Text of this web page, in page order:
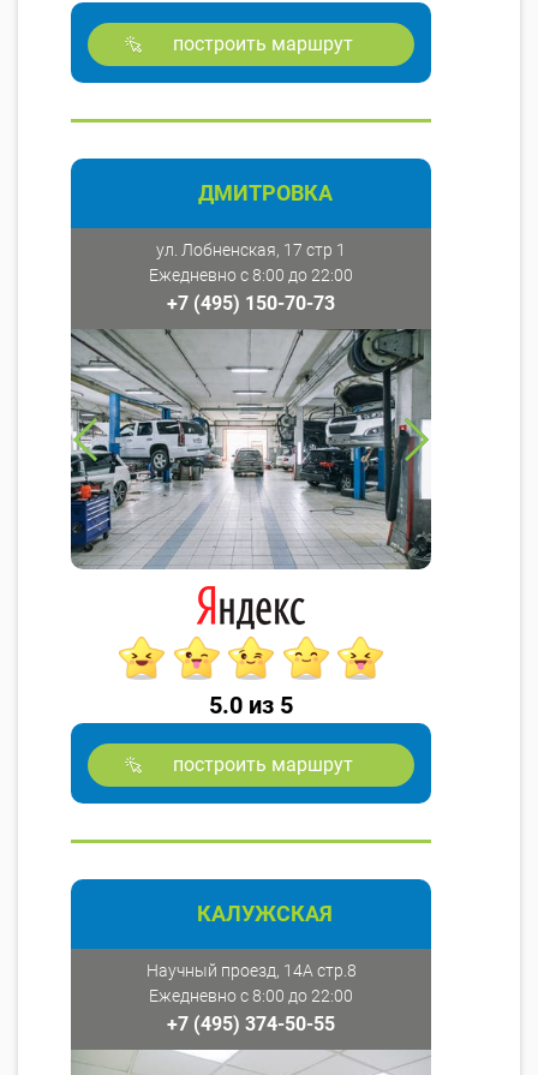
построить маршрут
ДМИТРОВКА
ул. Лобненская, 17 стр 1
Ежедневно с 8:00 до 22:00
+7 (495) 150-70-73
5.0 из 5
построить маршрут
КАЛУЖСКАЯ
Научный проезд, 14А стр.8
Ежедневно с 8:00 до 22:00
+7 (495) 374-50-55